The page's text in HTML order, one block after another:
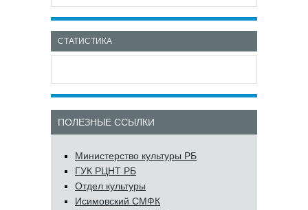
СТАТИСТИКА
ПОЛЕЗНЫЕ ССЫЛКИ
Министерство культуры РБ
ГУК РЦНТ РБ
Отдел культуры
Исимовский СМФК